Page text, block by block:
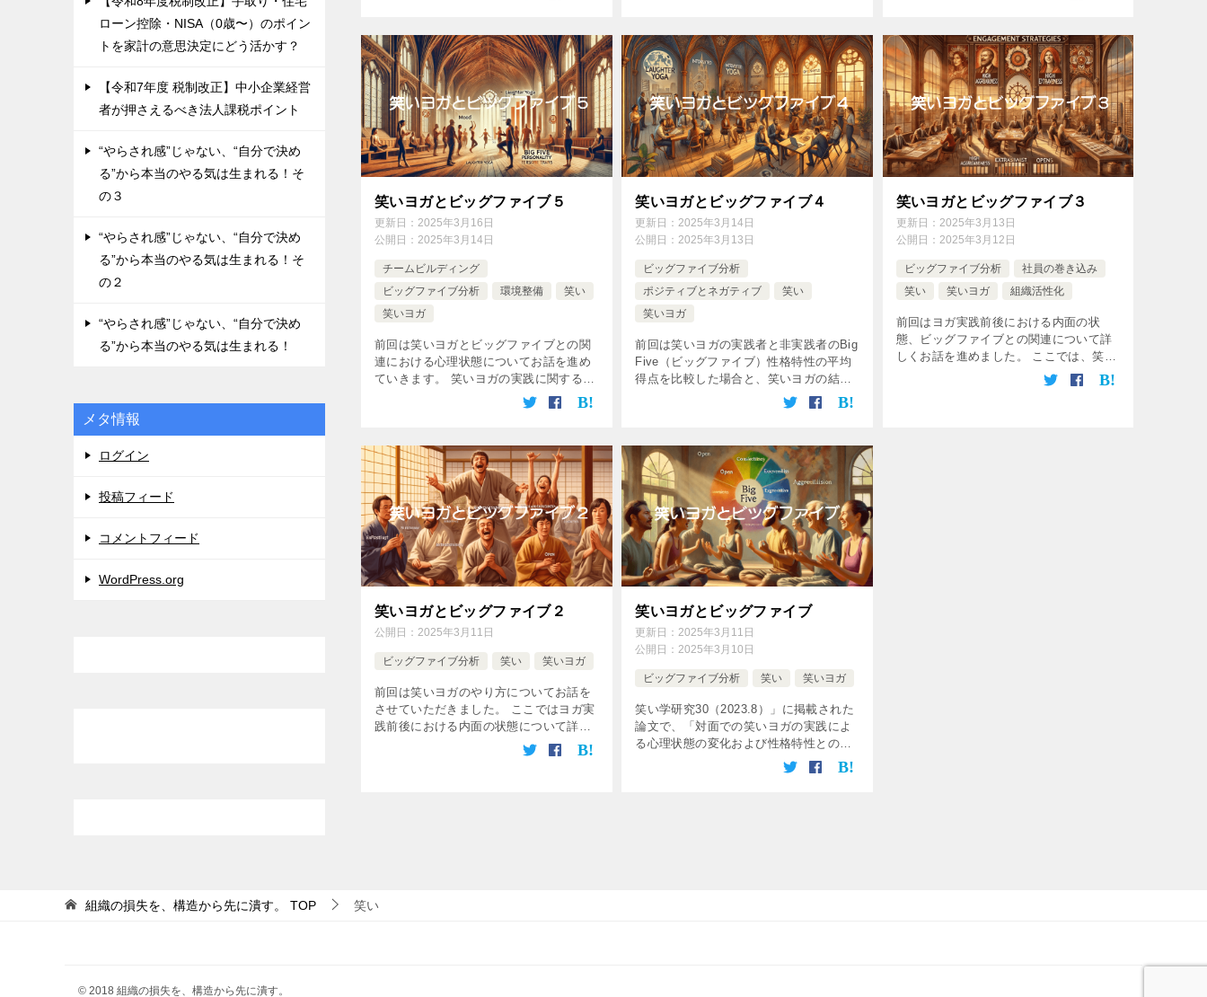
笑いヨガとビッグファイブ５
更新日： 2025年3月16日
公開日： 2025年3月14日
チームビルディング
ビッグファイブ分析
環境整備
笑い
笑いヨガ
前回は笑いヨガとビッグファイブとの関
連における心理状態についてお話を進め
ていきます。 笑いヨガの実践に関する指
標と、心理状態尺度およびBig Five尺度
の得点との相関関係についてみて行きま
笑いヨガとビッグファイブ４
更新日： 2025年3月14日
公開日： 2025年3月13日
ビッグファイブ分析
ポジティブとネガティブ
笑い
笑いヨガ
前回は笑いヨガの実践者と非実践者のBig
Five（ビッグファイブ）性格特性の平均
得点を比較した場合と、笑いヨガの結果
を組織構築に活かし、社員の巻き込み方
についてお話をしていきました。 ここで
笑いヨガとビッグファイブ３
更新日： 2025年3月13日
公開日： 2025年3月12日
ビッグファイブ分析
社員の巻き込み
笑い
笑いヨガ 組織活性化
前回はヨガ実践前後における内面の状
態、ビッグファイブとの関連について詳
しくお話を進めました。 ここでは、笑い
ヨガの実践者と非実践者のBig Five（ビ
ッグファイブ）性格特性の平均得点を比
笑いヨガとビッグファイブ２
公開日： 2025年3月11日
ビッグファイブ分析 笑い 笑いヨガ
前回は笑いヨガのやり方についてお話を
させていただきました。 ここではヨガ実
践前後における内面の状態について詳し
くお話を進めていきます。 実践後と実践
前 上記の図は「笑いヨガの実践前後にお
笑いヨガとビッグファイブ
更新日：2025年3月11日
公開日：2025年3月10日
ビッグファイブ分析 笑い 笑いヨガ
笑い学研究30（2023.8）」に掲載された
論文で、「対面での笑いヨガの実践によ
る心理状態の変化および性格特性との関
連」についての研究です。笑いヨガとビ
ッグファイブの関連を調べた内容となっ
ローン控除・NISA（0歳〜）のポイン
トを家計の意思決定にどう活かす？
【令和7年度 税制改正】中小企業経営
者が押さえるべき法人課税ポイント
“やらされ感”じゃない、“自分で決め
る”から本当のやる気は生まれる！そ
の３
“やらされ感”じゃない、“自分で決め
る”から本当のやる気は生まれる！そ
の２
“やらされ感”じゃない、“自分で決め
る”から本当のやる気は生まれる！
メタ情報
ログイン
投稿フィード
コメントフィード
WordPress.org
組織の損失を、構造から先に潰す。 TOP 笑い
© 2018 組織の損失を、構造から先に潰す。